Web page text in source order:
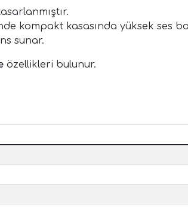
kompakt kasasında yüksek ses
sunar.
özellikleri bulunur.